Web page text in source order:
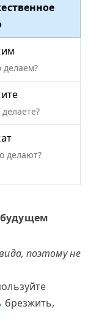
делают?
будущем
поэтому не
брезжить,